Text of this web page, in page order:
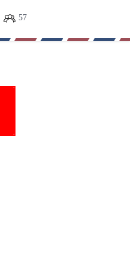
57